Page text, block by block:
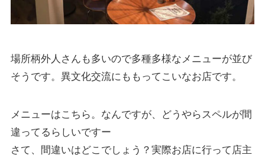
場所柄外人さんも多いので多種多様なメニューが並び
そうです。異文化交流にももってこいなお店です。
メニューはこちら。なんですが、どうやらスペルが間
違ってるらしいですー
さて、間違いはどこでしょう？実際お店に行って店主